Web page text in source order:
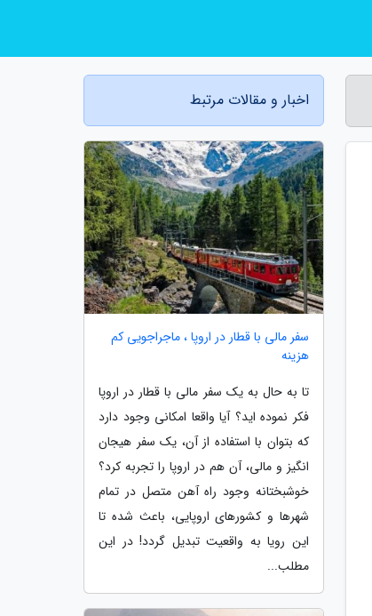
اخبار و مقالات مرتبط
سفر مالی با قطار در اروپا ، ماجراجویی کم
هزینه
تا به حال به یک سفر مالی با قطار در اروپا
فکر نموده اید؟ آیا واقعا امکانی وجود دارد
که بتوان با استفاده از آن، یک سفر هیجان
انگیز و مالی، آن هم در اروپا را تجربه کرد؟
خوشبختانه وجود راه آهن متصل در تمام
شهرها و کشورهای اروپایی، باعث شده تا
این رویا به واقعیت تبدیل گردد! در این
مطلب...